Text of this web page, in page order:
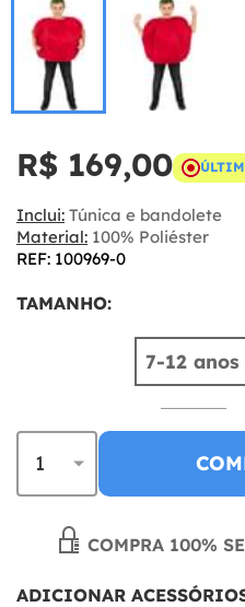
R$ 169,00
Inclui: Túnica e bandolete
Material: 100% Poliéster
REF: 100969-0
TAMANHO:
7-12 anos
COMPRA 100%
ADICIONAR